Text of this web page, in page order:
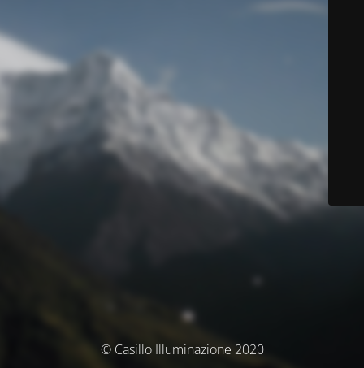
© Casillo Illuminazione 2020